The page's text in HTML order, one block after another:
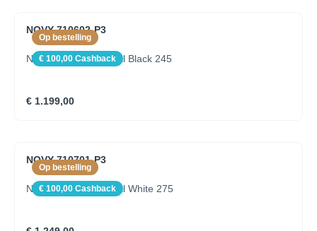
Op bestelling
€ 100,00 Cashback
NOVY 710602-P3
Novy Pendant Mineral Black 245
€ 1.199,00
Op bestelling
€ 100,00 Cashback
NOVY 710701-P3
Novy Pendant Mineral White 275